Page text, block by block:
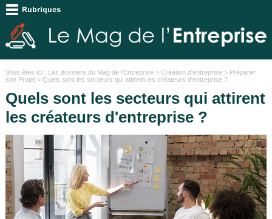
Vous êtes ici : Les dossiers du Mag de l'Entreprise> Création d'entreprise> Préparer
son Projet> Quels sont les secteurs qui attirent les créateurs d'entreprise ?
Quels sont les secteurs qui attirent
les créateurs d'entreprise ?